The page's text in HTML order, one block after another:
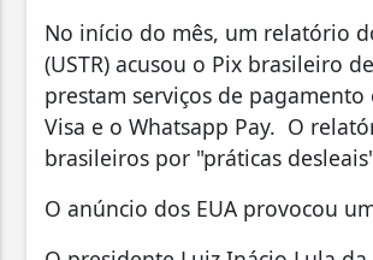
No início do mês, um relatório
(USTR) acusou o Pix brasileiro
prestam serviços de
Visa e o Whatsapp Pay. O
brasileiros por "práticas
O anúncio dos EUA provocou